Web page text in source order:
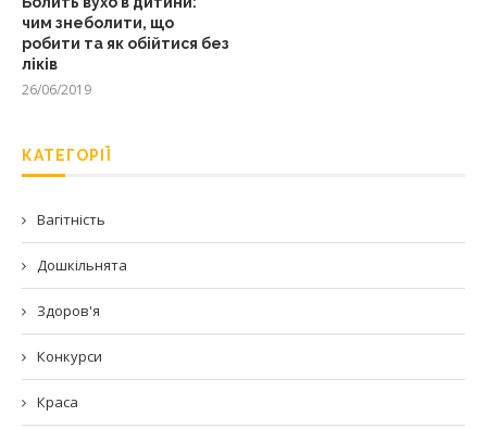
чим знеболити, що
робити та як обійтися без
ліків
26/06/2019
КАТЕГОРІЇ
Вагітність
Дошкільнята
Здоров'я
Конкурси
Краса